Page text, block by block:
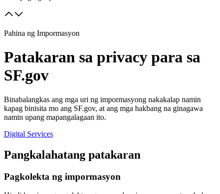
Pahina ng Impormasyon
Patakaran sa privacy para sa
SF.gov
Binabalangkas ang mga uri ng impormasyong nakakalap namin
kapag binisita mo ang SF.gov, at ang mga hakbang na ginagawa
namin upang mapangalagaan ito.
Digital Services
Pangkalahatang patakaran
Pagkolekta ng impormasyon